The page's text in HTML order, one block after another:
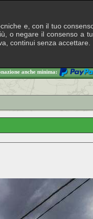
anche minima:
e, con il tuo
o negare il consenso a
continui senza accettare.